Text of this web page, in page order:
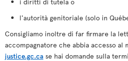
l'autorità genitoriale (solo in
Consigliamo inoltre di far firmare la
accompagnatore che abbia accesso al
justice.gc.ca se hai domande sulla